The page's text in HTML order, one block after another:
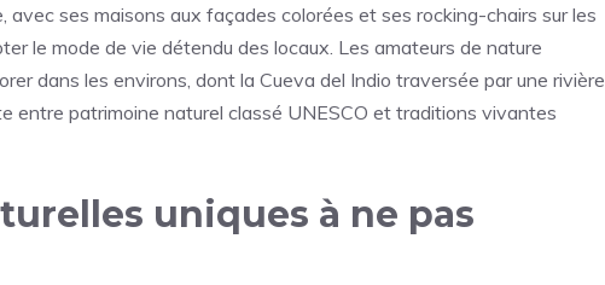
avec ses maisons aux façades colorées et ses rocking-chairs sur les
le mode de vie détendu des locaux. Les amateurs de nature
dans les environs, dont la Cueva del Indio traversée par une rivière
entre patrimoine naturel classé UNESCO et traditions vivantes
uniques à ne pas